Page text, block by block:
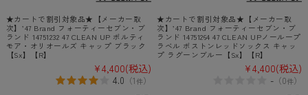
★カートで割引対象品★【メーカー取
次】’47 Brand フォーティーセブン・ブ
ランド 14751232 47 CLEAN UP ボルティ
モア・オリオールズ キャップ ブラック
【Sx】【R】
¥4,400(税込)
4.0 （1件）
★カートで割引対象品★【メーカー取
次】’47 Brand フォーティーセブン・ブ
ランド 14751264 47 CLEAN UPノーループ
ラベル ボストンレッドソックス キャッ
プ ラグーンブルー【Sx】【R】
¥4,400(税込)
- （0件）